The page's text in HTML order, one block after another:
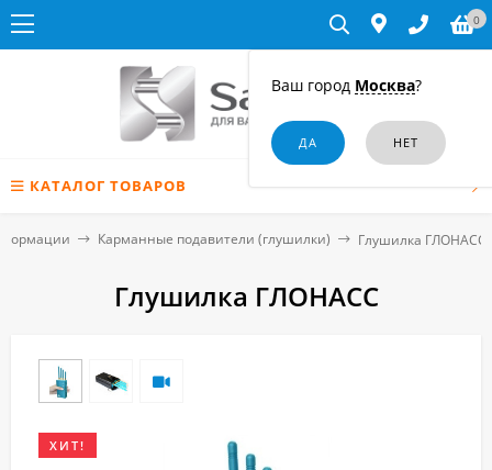
Ваш город Москва?
0
КАТАЛОГ ТОВАРОВ
Карманные подавители (глушилки) Глушилка ГЛОНАСС
Глушилка ГЛОНАСС
ХИТ!